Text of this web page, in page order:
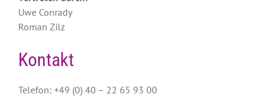
Uwe Conrady
Roman Zilz
Kontakt
Telefon: +49 (0) 40 – 22 65 93 00